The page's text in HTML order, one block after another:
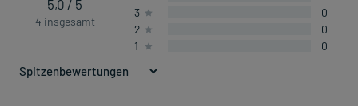
Neuralrohrdefektbildungen)
- Vorbeugung eines Neuralrohrdefektes bei Antiepileptikatherapie
- Therapie einer Homocysteinämie durch Folsäuremangel
- Behandlung einer Homocysteinämie durch Folsäuremangel
5,0 / 5
4 insgesamt
3
0
2
0
1
0